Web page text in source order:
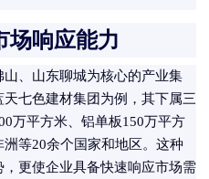
场响应能力
、山东聊城为核心的产业集
七色建材集团为例，其下属三
万平方米、铝单板150万平方
等20余个国家和地区。这种
更使企业具备快速响应市场需